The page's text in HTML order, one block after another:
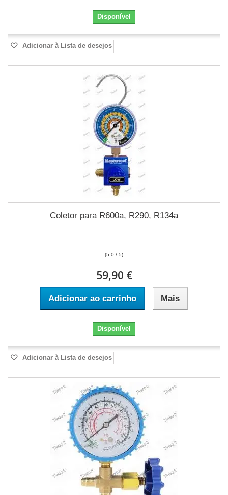
Disponível
Adicionar à Lista de desejos
Coletor para R600a, R290, R134a
(5.0 / 5)
59,90 €
Adicionar ao carrinho Mais
Disponível
Adicionar à Lista de desejos